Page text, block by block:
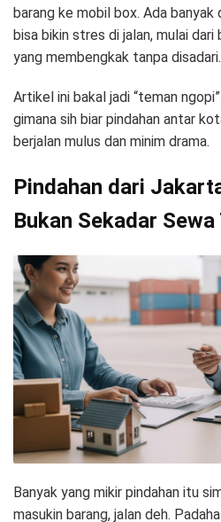
barang ke mobil box. Ada
bisa bikin stres di jalan, mulai dari
yang membengkak tanpa disadari.
Artikel ini bakal jadi “teman
gimana sih biar pindahan antar
berjalan mulus dan minim drama.
Pindahan dari
Bukan Sekadar
Banyak yang mikir pindahan itu
masukin barang, jalan deh.